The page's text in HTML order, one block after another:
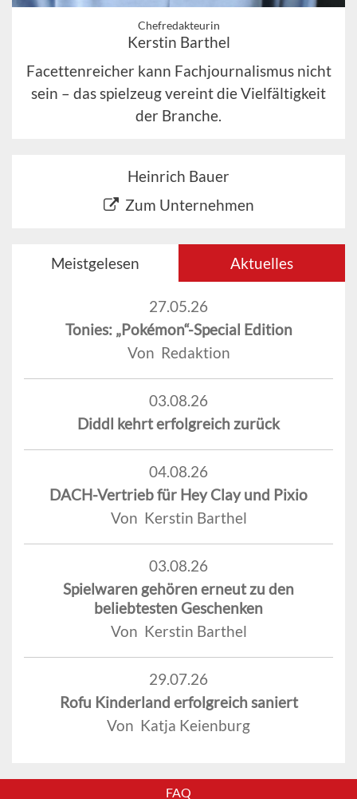
Chefredakteurin
Kerstin Barthel
Facettenreicher kann Fachjournalismus nicht
sein – das spielzeug vereint die Vielfältigkeit
der Branche.
Heinrich Bauer
Zum Unternehmen
Meistgelesen Aktuelles
27.05.26
Tonies: „Pokémon“-Special Edition
Von Redaktion
03.08.26
Diddl kehrt erfolgreich zurück
04.08.26
DACH-Vertrieb für Hey Clay und Pixio
Von Kerstin Barthel
03.08.26
Spielwaren gehören erneut zu den
beliebtesten Geschenken
Von Kerstin Barthel
29.07.26
Rofu Kinderland erfolgreich saniert
Von Katja Keienburg
FAQ